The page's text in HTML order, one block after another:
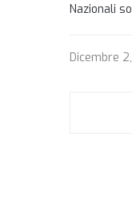
Nazionali
Dicembre